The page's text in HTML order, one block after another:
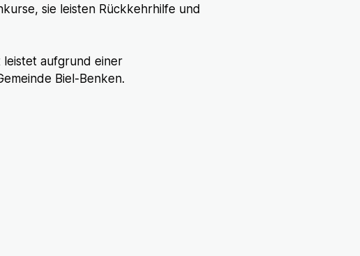
sie leisten Rückkehrhilfe und
leistet aufgrund einer
Biel-Benken.